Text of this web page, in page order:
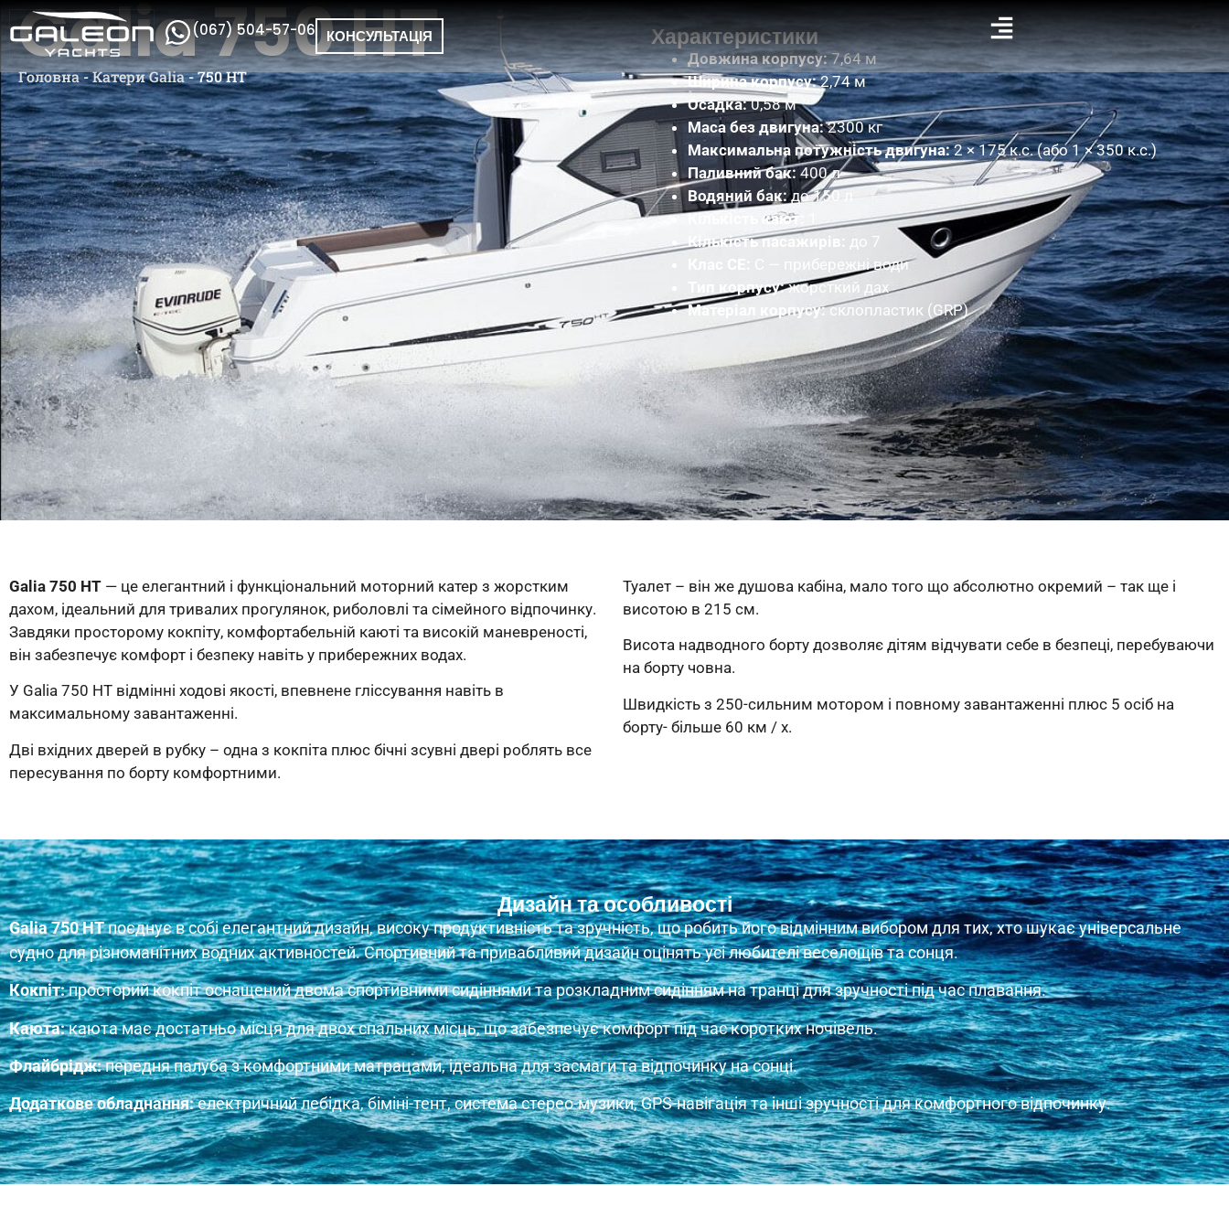
(067) 504-57-06 КОНСУЛЬТАЦІЯ
Galia 750 HT
Головна-Катери Galia-750 HT
Характеристики
Довжина корпусу:7,64 м
Ширина корпусу:2,74 м
Осадка:0,58 м
Маса без двигуна:2300 кг
Максимальна потужність двигуна:2 × 175 к.с. (або 1 × 350 к.с.)
Паливний бак:400 л
Водяний бак:до 150 л
Кількість кают:
Кількість пасажирів: до 7
C — прибережні води
Тип корпусу:жорсткий дах
Матеріал корпусу:склопластик (GRP)
Galia 750 HT — це елегантний і функціональний моторний катер з жорстким
дахом, ідеальний для тривалих прогулянок, риболовлі та сімейного відпочинку.
Завдяки просторому кокпіту, комфортабельній каюті та високій маневреності,
він забезпечує комфорт і безпеку навіть у прибережних водах.
У Galia 750 HT відмінні ходові якості, впевнене гліссування навіть в
максимальному завантаженні.
Дві вхідних дверей в рубку – одна з кокпіта плюс бічні зсувні двері роблять все
пересування по борту комфортними.
Туалет – він же душова кабіна, мало того що абсолютно окремий – так ще і
висотою в 215 см.
Висота надводного борту дозволяє дітям відчувати себе в безпеці, перебуваючи
на борту човна.
Швидкість з 250-сильним мотором і повному завантаженні плюс 5 осіб на
борту- більше 60 км / x.
Дизайн та особливості
Galia 750 HTпоєднує в собі елегантний дизайн, високу продуктивність та зручність, що робить його відмінним вибором для тих, хто шукає універсальне
судно для різноманітних водних активностей. Спортивний та привабливий дизайн оцінять усі любителі веселощів та сонця.
Кокпіт:просторий кокпіт оснащений двома спортивними сидіннями та розкладним сидінням на транці для зручності під час плавання.
Каюта:каюта має достатньо місця для двох спальних місць, що забезпечує комфорт під час коротких ночівель.
Флайбрідж:передня палуба з комфортними матрацами, ідеальна для засмаги та відпочинку на сонці.
Додаткове обладнання:електричний лебідка, біміні-тент, система стерео-музики, GPS-навігація та інші зручності для комфортного відпочинку.